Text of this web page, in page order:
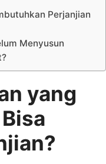
Perjanjian
Menyusun
yang